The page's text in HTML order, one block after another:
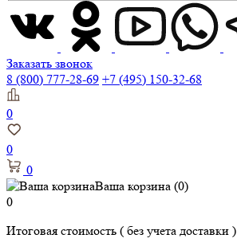
Заказать звонок
8 (800) 777-28-69 +7 (495) 150-32-68
0
0
0
Ваша корзина (0)
0
Итоговая стоимость ( без учета доставки )